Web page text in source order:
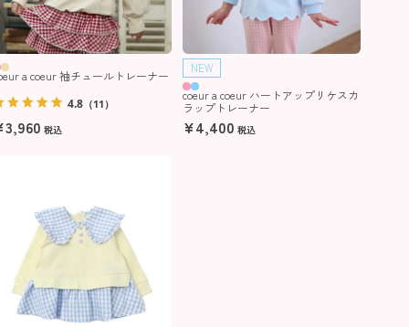
a coeur 袖チュールトレーナー
3,960 税込
4.8 （11）
coeur a coeur ハートアップリケスカ
ラップトレーナー
NEW
¥4,400 税込